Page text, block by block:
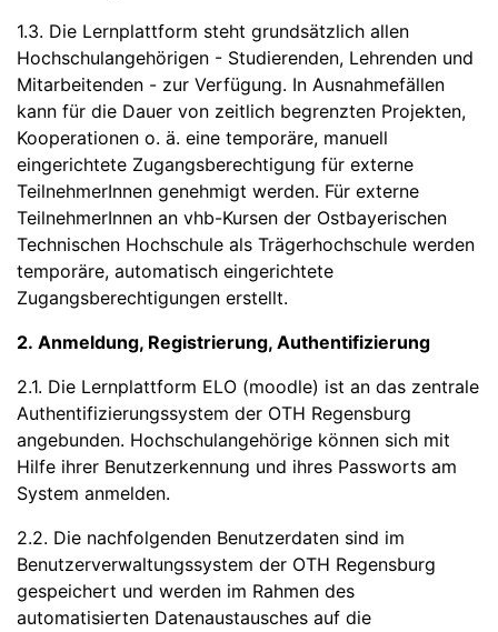
1.3. Die Lernplattform steht grundsätzlich allen
Hochschulangehörigen - Studierenden, Lehrenden und
Mitarbeitenden - zur Verfügung. In Ausnahmefällen
kann für die Dauer von zeitlich begrenzten Projekten,
Kooperationen o. ä. eine temporäre, manuell
eingerichtete Zugangsberechtigung für externe
TeilnehmerInnen genehmigt werden. Für externe
TeilnehmerInnen an vhb-Kursen der Ostbayerischen
Technischen Hochschule als Trägerhochschule werden
temporäre, automatisch eingerichtete
Zugangsberechtigungen erstellt.
2. Anmeldung, Registrierung, Authentifizierung
2.1. Die Lernplattform ELO (moodle) ist an das zentrale
Authentifizierungssystem der OTH Regensburg
angebunden. Hochschulangehörige können sich mit
Hilfe ihrer Benutzerkennung und ihres Passworts am
System anmelden.
2.2. Die nachfolgenden Benutzerdaten sind im
Benutzerverwaltungssystem der OTH Regensburg
gespeichert und werden im Rahmen des
automatisierten Datenaustausches auf die